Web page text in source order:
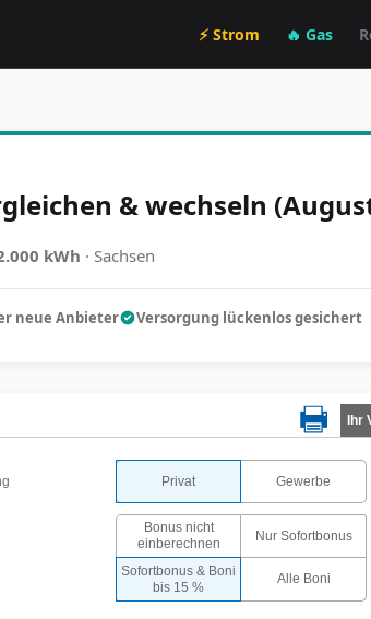
⚡ Strom 🔥 Gas
& wechseln
kWh · Sachsen
neue Anbieter Versorgung lückenlos gesichert